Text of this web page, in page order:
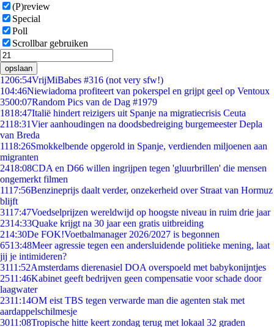
(P)review
Special
Poll
Scrollbar gebruiken
opslaan
1206:54VrijMiBabes #316 (not very sfw!)
104:46Niewiadoma profiteert van pokerspel en grijpt geel op Ventoux
3500:07Random Pics van de Dag #1979
1818:47Italië hindert reizigers uit Spanje na migratiecrisis Ceuta
2118:31Vier aanhoudingen na doodsbedreiging burgemeester Depla
van Breda
1118:26Smokkelbende opgerold in Spanje, verdienden miljoenen aan
migranten
2418:08CDA en D66 willen ingrijpen tegen 'gluurbrillen' die mensen
ongemerkt filmen
1117:56Benzineprijs daalt verder, onzekerheid over Straat van Hormuz
blijft
3117:47Voedselprijzen wereldwijd op hoogste niveau in ruim drie jaar
2314:33Quake krijgt na 30 jaar een gratis uitbreiding
214:30De FOK!Voetbalmanager 2026/2027 is begonnen
6513:48Meer agressie tegen een andersluidende politieke mening, laat
jij je intimideren?
3111:52Amsterdams dierenasiel DOA overspoeld met babykonijntjes
2511:46Kabinet geeft bedrijven geen compensatie voor schade door
laagwater
2311:14OM eist TBS tegen verwarde man die agenten stak met
aardappelschilmesje
3011:08Tropische hitte keert zondag terug met lokaal 32 graden